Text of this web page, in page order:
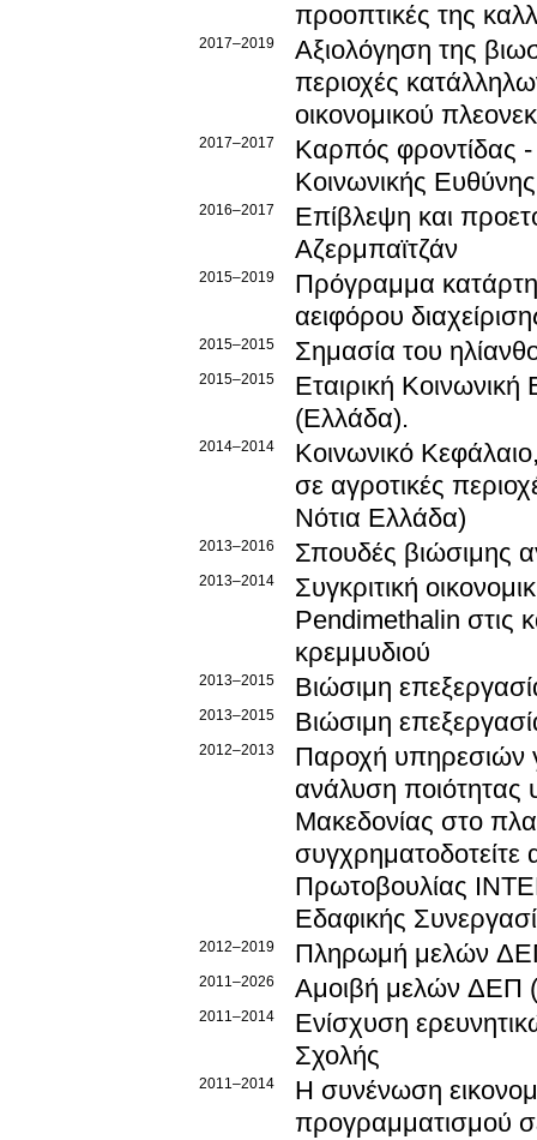
προοπτικές της
2017–2019
Αξιολόγηση της
περιοχές
οικονομικού
2017–2017
Καρπός φροντίδας -
Κοινωνικής
2016–2017
Επίβλεψη και
Αζερμπαϊτζάν
2015–2019
Πρόγραμμα
αειφόρου
2015–2015 Σημασία του
2015–2015
Εταιρική
(Ελλάδα).
2014–2014
Κοινωνικό
σε αγροτικές
Νότια Ελλάδα)
2013–2016 Σπουδές βιώσιμης
2013–2014
Συγκριτική
Pendimethalin στις
κρεμμυδιού
2013–2015 Βιώσιμη
2013–2015 Βιώσιμη
2012–2013
Παροχή υπηρεσιών
ανάλυση ποιότητας
Μακεδονίας στο
συγχρηματοδοτείτε
Πρωτοβουλίας
Εδαφικής
2012–2019 Πληρωμή μελών
2011–2026 Αμοιβή μελών ΔΕΠ
2011–2014
Ενίσχυση
Σχολής
2011–2014
Η συνένωση
προγραμματισμού